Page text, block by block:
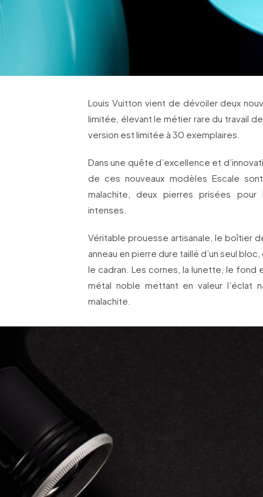
Louis Vuitton vient de dévoiler deux
limitée, élevant le métier rare du travail
version est limitée à 30 exemplaires.
Dans une quête d’excellence et
de ces nouveaux modèles Escale
malachite, deux pierres prisées
intenses.
Véritable prouesse artisanale, le boîtier
anneau en pierre dure taillé d’un seul
le cadran. Les cornes, la lunette, le fond
métal noble mettant en valeur l’éclat
malachite.